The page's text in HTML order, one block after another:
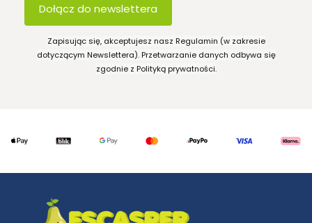
Dołącz do newslettera
Zapisując się, akceptujesz nasz Regulamin (w zakresie
dotyczącym Newslettera). Przetwarzanie danych odbywa się
zgodnie z Polityką prywatności.